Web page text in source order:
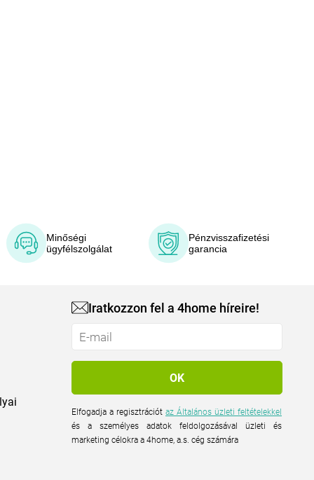
Minőségi
ügyfélszolgálat
Pénzvisszafizetési
garancia
Iratkozzon fel a 4home híreire!
Elfogadja a regisztrációtaz Általános üzleti feltételekkel
és a személyes adatok feldolgozásával üzleti és
marketing célokra a 4home, a.s. cég számára